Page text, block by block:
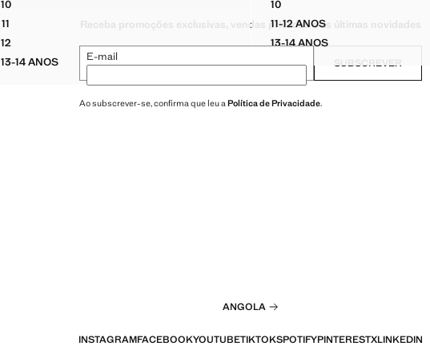
10VESTIDO PELO JOELHO BORDADO
11VESTIDO PELO JOELHO BORDADO
12VESTIDO PELO JOELHO BORDADO
13-14 ANOSVESTIDO PELO JOELHO BORDADO
10VESTIDO CURTO ABALOADO
11-12 ANOSVESTIDO CURTO
13-14 ANOSVESTIDO CURTO
Receba promoções exclusivas, vendas privadas e as últimas novidades
E-mail SUBSCREVER
Ao subscrever-se, confirma que leu aPolítica de Privacidade.
ANGOLA
INSTAGRAMFACEBOOKYOUTUBETIKTOKSPOTIFYPINTERESTXLINKEDIN